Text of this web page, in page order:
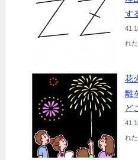
す
れた
花
離
ど
れた